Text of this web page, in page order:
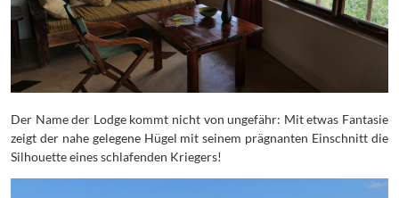
Der Name der Lodge kommt nicht von ungefähr: Mit etwas Fantasie
zeigt der nahe gelegene Hügel mit seinem prägnanten Einschnitt die
Silhouette eines schlafenden Kriegers!